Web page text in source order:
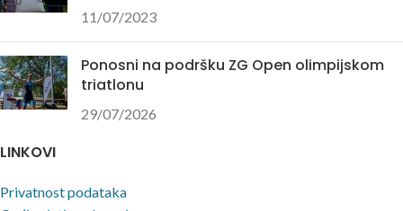
11/07/2023
Ponosni na podršku ZG Open olimpijskom
triatlonu
29/07/2026
LINKOVI
Privatnost podataka